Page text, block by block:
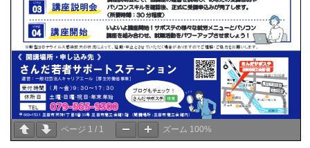
ページ 1 / 1 ズーム 100%